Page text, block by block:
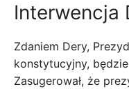
Interwencja
Zdaniem Dery,
konstytucyjny,
Zasugerował, że